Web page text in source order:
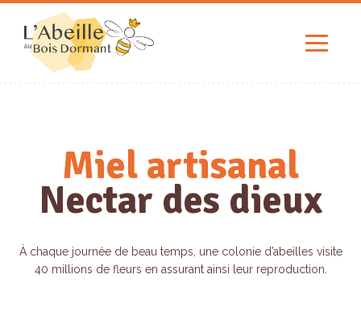
Miel artisanal
Nectar des dieux
À chaque journée de beau temps, une colonie d’abeilles visite
40 millions de fleurs en assurant ainsi leur reproduction.